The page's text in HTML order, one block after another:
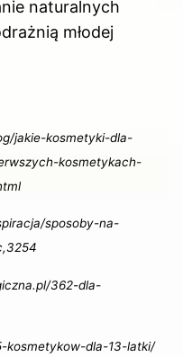
naturalnych
młodej
jakie-kosmetyki-dla-
kosmetykach-
sposoby-na-
362-dla-
dla-13-latki/